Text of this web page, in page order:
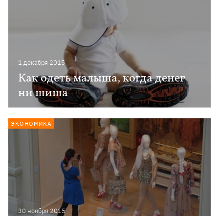
1 декабря 2015
Как одеть малыша, когда денег
ни шиша
30 ноября 2015
ЭКОНОМИКА